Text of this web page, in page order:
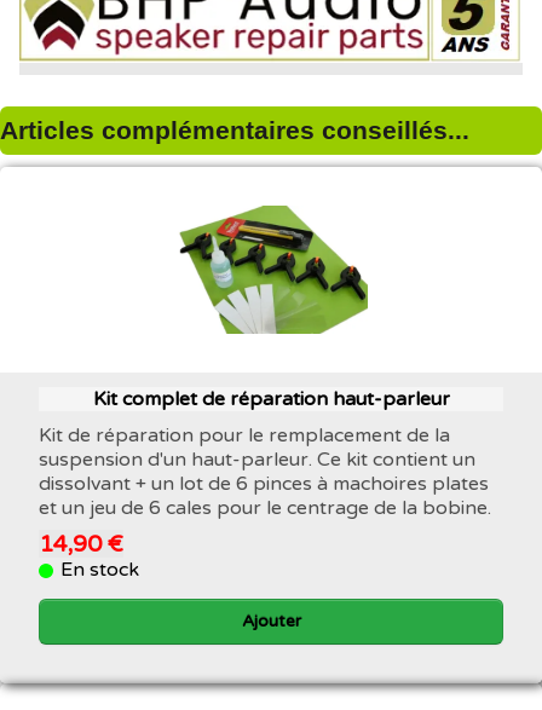
Articles complémentaires conseillés...
Kit complet de réparation haut-parleur
Kit de réparation pour le remplacement de la
suspension d'un haut-parleur. Ce kit contient un
dissolvant + un lot de 6 pinces à machoires plates
et un jeu de 6 cales pour le centrage de la bobine.
14,90 €
En stock
Ajouter